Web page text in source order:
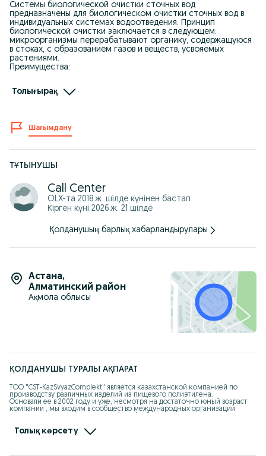
Системы биологической очистки сточных вод
предназначены для биологическом очистки сточных вод в
индивидуальных системах водоотведения. Принцип
биологической очистки заключается в следующем:
микроорганизмы перерабатывают органику, содержащуюся
в стоках, с образованием газов и веществ, усвояемых
растениями.
Преимущества:
3) Установка полной заводской готовности
4) Использование круглый год или сезонно
Паспорт.
Гарантия.
Инструкция по установке.
*********97 (ватсап)
Толығырақ
Шағымдану
ТҰТЫНУШЫ
Call Center
OLX-та 2018 ж. шілде күнінен бастап
Кірген күні 2026 ж. 21 шілде
Қолданушың барлық хабарландырулары
Астана,
Алматинский район
Ақмола облысы
ҚОЛДАНУШЫ ТУРАЛЫ АҚПАРАТ
ТОО "CST-KazSvyazComplekt" является казахстанской компанией по
производству различных изделий из пищевого полиэтилена.
Основали ее в 2002 году и уже, несмотря на достаточно юный возраст
компании , мы входим в сообщество международных организаций
Наша продукция занимает важное место на рынке и сотрудничает с
крупными компаниями . Это говорит о качестве и гарантии наших
Толық көрсету